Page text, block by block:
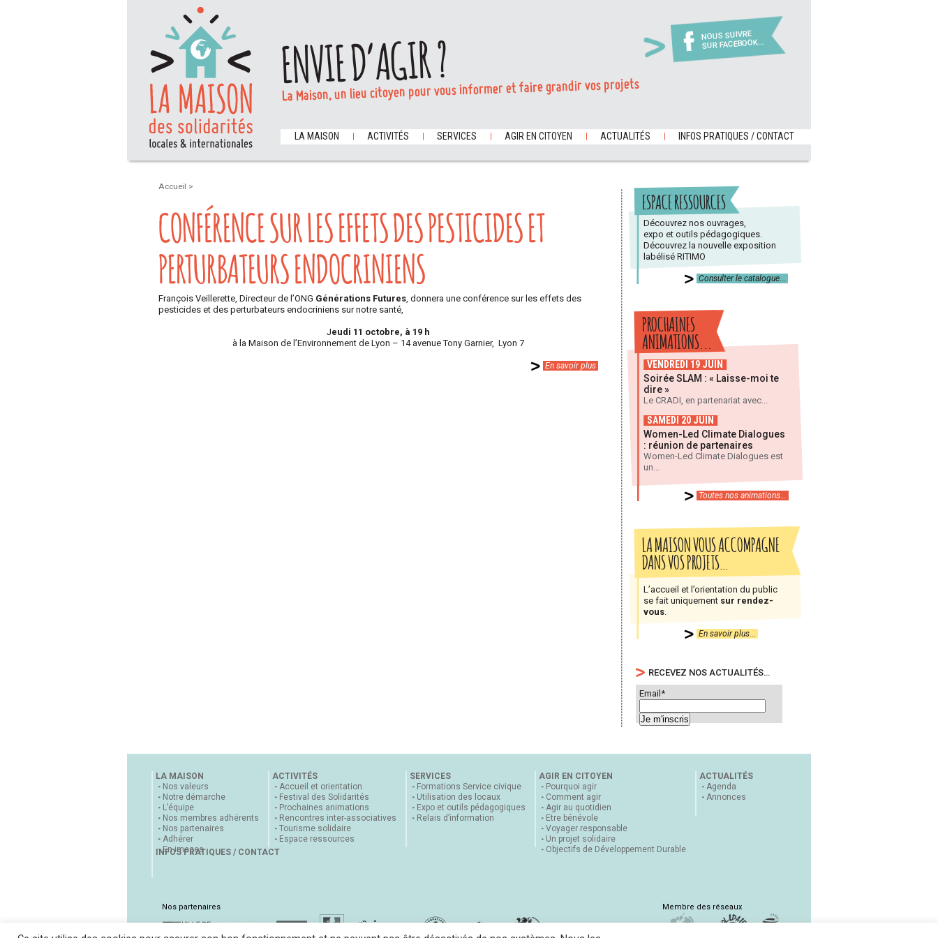
NOUS SUIVRE
SUR FACEBOOK...
ENVIE D’AGIR ?
La Maison, un lieu citoyen pour vous informer et faire grandir vos projets
LA MAISON ACTIVITÉS SERVICES AGIR EN CITOYEN ACTUALITÉS INFOS PRATIQUES / CONTACT
Accueil >
CONFÉRENCE SUR LES EFFETS DES PESTICIDES ET
PERTURBATEURS ENDOCRINIENS
François Veillerette, Directeur de l’ONG Générations Futures, donnera une conférence sur les effets des
pesticides et des perturbateurs endocriniens sur notre santé,
Jeudi 11 octobre, à 19 h
à la Maison de l’Environnement de Lyon – 14 avenue Tony Garnier, Lyon 7
En savoir plus
ESPACE RESSOURCES
Découvrez nos ouvrages,
expo et outils pédagogiques.
Découvrez la nouvelle exposition
labélisé RITIMO
Consulter le catalogue...
PROCHAINES
ANIMATIONS...
VENDREDI 19 JUIN
Soirée SLAM : « Laisse-moi te
dire »
Le CRADI, en partenariat avec...
SAMEDI 20 JUIN
Women-Led Climate Dialogues
: réunion de partenaires
Women-Led Climate Dialogues est
un...
Toutes nos animations...
LA MAISON VOUS ACCOMPAGNE
DANS VOS PROJETS…
L’accueil et l’orientation du public
se fait uniquement sur rendez-
vous
En savoir plus...
RECEVEZ NOS ACTUALITÉS…
Email*
LA MAISON
Nos valeurs
Notre démarche
L’équipe
Nos membres adhérents
Nos partenaires
Adhérer
En images
ACTIVITÉS
Accueil et orientation
Festival des Solidarités
Prochaines animations
Rencontres inter-associatives
Tourisme solidaire
Espace ressources
SERVICES
Formations Service civique
Utilisation des locaux
Expo et outils pédagogiques
Relais d’information
AGIR EN CITOYEN
Pourquoi agir
Comment agir
Agir au quotidien
Etre bénévole
Voyager responsable
Un projet solidaire
Objectifs de Développement Durable
ACTUALITÉS
Agenda
Annonces
INFOS PRATIQUES / CONTACT
Nos partenaires Membre des réseaux